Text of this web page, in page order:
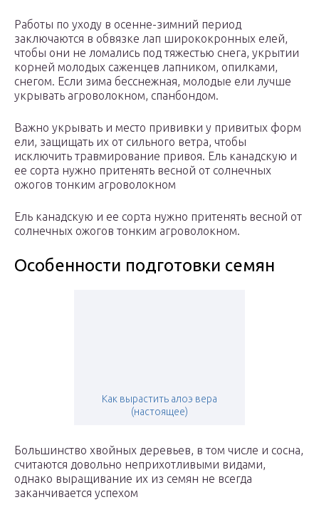
Работы по уходу в осенне-зимний период
заключаются в обвязке лап ширококронных елей,
чтобы они не ломались под тяжестью снега, укрытии
корней молодых саженцев лапником, опилками,
снегом. Если зима бесснежная, молодые ели лучше
укрывать агроволокном, спанбондом.
Важно укрывать и место прививки у привитых форм
ели, защищать их от сильного ветра, чтобы
исключить травмирование привоя. Ель канадскую и
ее сорта нужно притенять весной от солнечных
ожогов тонким агроволокном
Ель канадскую и ее сорта нужно притенять весной от
солнечных ожогов тонким агроволокном.
Особенности подготовки семян
Как вырастить алоэ вера
(настоящее)
Большинство хвойных деревьев, в том числе и сосна,
считаются довольно неприхотливыми видами,
однако выращивание их из семян не всегда
заканчивается успехом